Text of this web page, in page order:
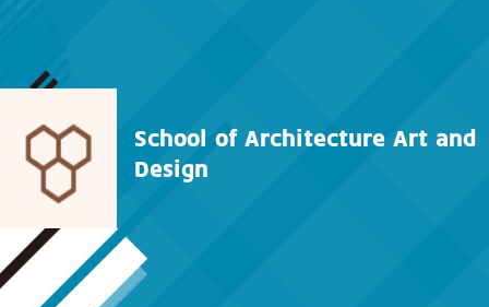
School of Architecture Art and
Design